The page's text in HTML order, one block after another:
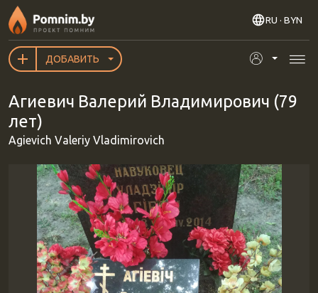
Перейти к основному содержанию
RU · BYN
ДОБАВИТЬ
Агиевич Валерий Владимирович (79
лет)
Agievich Valeriy Vladimirovich